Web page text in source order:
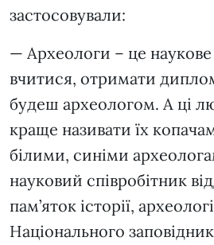
застосовували:
— Археологи – це наукове
вчитися, отримати
будеш археологом. А ці
краще називати їх
білими, синіми
науковий співробітник
пам’яток історії,
Національного